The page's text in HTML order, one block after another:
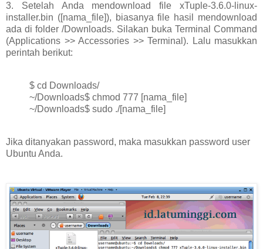
3. Setelah Anda mendownload file xTuple-3.6.0-linux-
installer.bin ([nama_file]), biasanya file hasil mendownload
ada di folder /Downloads. Silakan buka Terminal Command
(Applications >> Accessories >> Terminal). Lalu masukkan
perintah berikut:
$ cd Downloads/
~/Downloads$ chmod 777 [nama_file]
~/Downloads$ sudo ./[nama_file]
Jika ditanyakan password, maka masukkan password user
Ubuntu Anda.